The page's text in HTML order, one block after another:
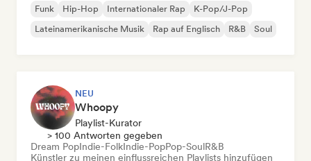
Funk Hip-Hop Internationaler Rap
K-Pop/J-Pop
Lateinamerikanische Musik
Rap auf Englisch R&B Soul
NEU
Whoopy
Playlist-Kurator
> 100 Antworten gegeben
Dream PopIndie-FolkIndie-PopPop-SoulR&B
Künstler zu meinen einflussreichen Playlists hinzufügen